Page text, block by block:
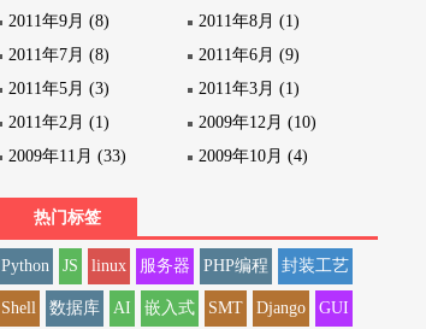
2011年9月 (8)
2011年8月 (1)
2011年7月 (8)
2011年6月 (9)
2011年5月 (3)
2011年3月 (1)
2011年2月 (1)
2009年12月 (10)
2009年11月 (33)
2009年10月 (4)
热门标签
Python JS linux 服务器 PHP编程 封装工艺
Shell 数据库 AI 嵌入式 SMT Django GUI